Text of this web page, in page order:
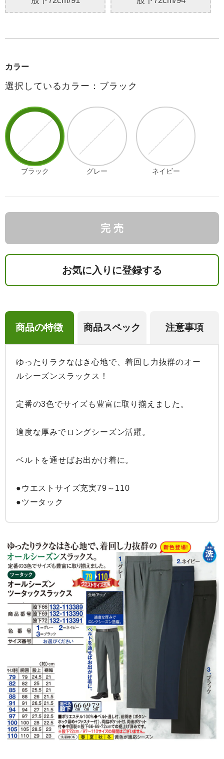
カラー
選択しているカラー：ブラック
ブラック グレー ネイビー
完 売
お気に入りに登録する
商品の特徴 商品スペック 注意事項
ゆったりラクなはき心地で、着回し力抜群のオー
ルシーズンスラックス！
定番の3色でサイズも豊富に取り揃えました。
適度な厚みでロングシーズン活躍。
ベルトを通せばお出かけ着に。
●ウエストサイズ充実79～110
●ツータック